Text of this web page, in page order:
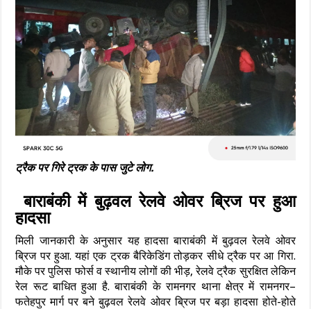
ट्रैक पर गिरे ट्रक के पास जुटे लोग.
बाराबंकी में बुढ़वल रेलवे ओवर ब्रिज पर हुआ
हादसा
मिली जानकारी के अनुसार यह हादसा बाराबंकी में बुढ़वल रेलवे ओवर
ब्रिज पर हुआ. यहां एक ट्रक बैरिकेडिंग तोड़कर सीधे ट्रैक पर आ गिरा.
मौके पर पुलिस फोर्स व स्थानीय लोगों की भीड़, रेलवे ट्रैक सुरक्षित लेकिन
रेल रूट बाधित हुआ है. बाराबंकी के रामनगर थाना क्षेत्र में रामनगर–
फतेहपुर मार्ग पर बने बुढ़वल रेलवे ओवर ब्रिज पर बड़ा हादसा होते-होते